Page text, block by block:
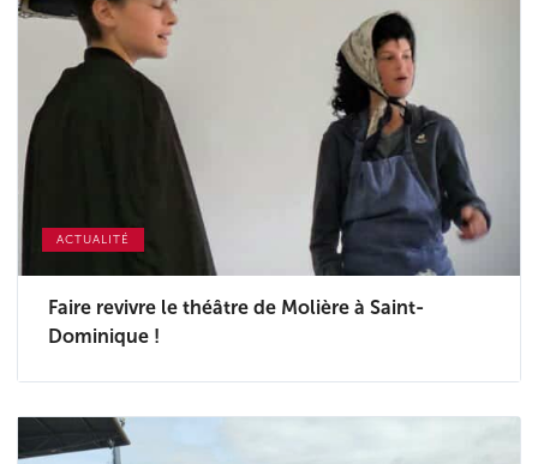
ACTUALITÉ
Faire revivre le théâtre de Molière à Saint-
Dominique !